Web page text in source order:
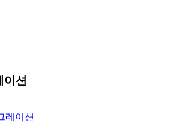
이션
레이션